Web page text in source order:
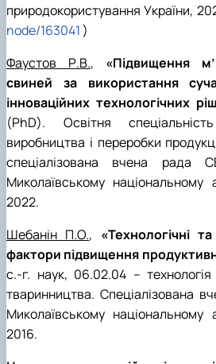
природокористування України,
node/163041)
Фаустов Р.В., «Підвищення
свиней за використання
інноваційних технологічних
(PhD). Освітня
виробництва і переробки
спеціалізована вчена
Миколаївському національному
2022.
Шебанін П.О., «Технологічні
фактори підвищення
с.-г. наук, 06.02.04 –
тваринництва. Спеціалізована
Миколаївському національному
2016.